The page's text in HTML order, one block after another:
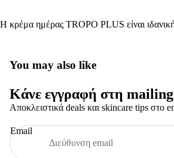
Η κρέμα ημέρας TROPO PLUS είναι
You may also like
Κάνε εγγραφή στη
Αποκλειστικά deals και skincare tips στο
Email
Πολιτική απορρήτου
Πολιτική επιστροφής χρημάτων
Πληροφορίες επικοινωνίας
Πολιτική αποστολής
Νομική ειδοποίηση